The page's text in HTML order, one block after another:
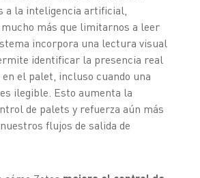
a la inteligencia artificial,
más que limitarnos a leer
incorpora una lectura visual
identificar la presencia real
en el palet, incluso cuando una
ilegible. Esto aumenta la
de palets y refuerza aún más
flujos de salida de